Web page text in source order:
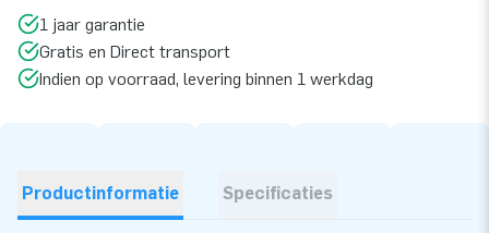
1 jaar garantie
Gratis en Direct transport
Indien op voorraad, levering binnen 1 werkdag
Productinformatie Specificaties